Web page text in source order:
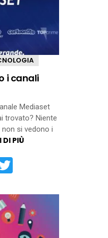
i canali
Mediaset
trovato? Niente
si vedono i
DI PIÙ